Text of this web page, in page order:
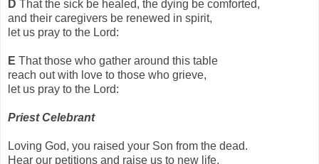
D That the sick be healed, the dying be comforted,
and their caregivers be renewed in spirit,
let us pray to the Lord:
E That those who gather around this table
reach out with love to those who grieve,
let us pray to the Lord:
Priest Celebrant
Loving God, you raised your Son from the dead.
Hear our petitions and raise us to new life.